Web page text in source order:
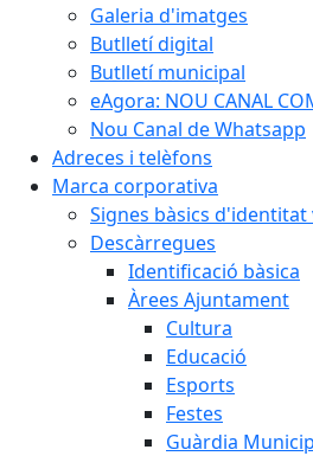
Galeria d'imatges
Butlletí digital
Butlletí municipal
eAgora: NOU CANAL
Nou Canal de Whatsapp
Adreces i telèfons
Marca corporativa
Signes bàsics d'identitat
Descàrregues
Identificació bàsica
Àrees Ajuntament
Cultura
Educació
Esports
Festes
Guàrdia